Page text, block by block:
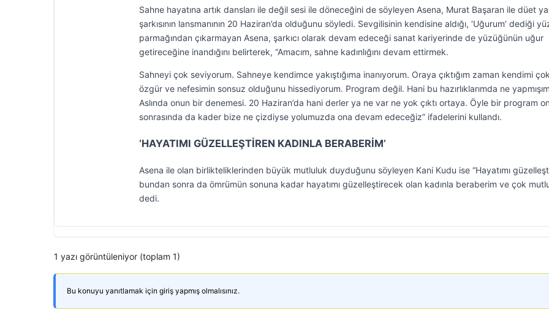
Sahne hayatına artık dansları ile değil sesi ile döneceğini de söyleyen Asena, Murat Başaran ile düet
şarkısının lansmanının 20 Haziran’da olduğunu söyledi. Sevgilisinin kendisine aldığı, ‘Uğurum’ dediği
parmağından çıkarmayan Asena, şarkıcı olarak devam edeceği sanat kariyerinde de yüzüğünün uğur
getireceğine inandığını belirterek, “Amacım, sahne kadınlığını devam ettirmek.
Sahneyi çok seviyorum. Sahneye kendimce yakıştığıma inanıyorum. Oraya çıktığım zaman kendimi çok
özgür ve nefesimin sonsuz olduğunu hissediyorum. Program değil. Hani bu hazırlıklarımda ne
Aslında onun bir denemesi. 20 Haziran’da hani derler ya ne var ne yok çıktı ortaya. Öyle bir program
sonrasında da kader bize ne çizdiyse yolumuzda ona devam edeceğiz” ifadelerini kullandı.
‘HAYATIMI GÜZELLEŞTİREN KADINLA BERABERİM’
Asena ile olan birlikteliklerinden büyük mutluluk duyduğunu söyleyen Kani Kudu ise “Hayatımı
bundan sonra da ömrümün sonuna kadar hayatımı güzelleştirecek olan kadınla beraberim ve çok
dedi.
1 yazı görüntüleniyor (toplam 1)
Bu konuyu yanıtlamak için giriş yapmış olmalısınız.